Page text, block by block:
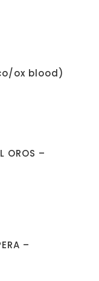
ox blood)
OROS –
–